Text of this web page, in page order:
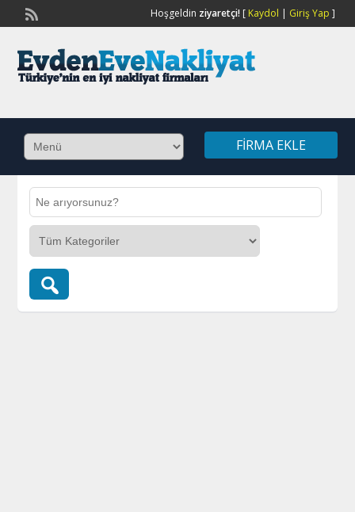
Hoşgeldin ziyaretçi![ Kaydol | Giriş Yap ]
FIRMA EKLE